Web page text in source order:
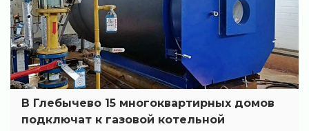
В Глебычево 15 многоквартирных домов
подключат к газовой котельной